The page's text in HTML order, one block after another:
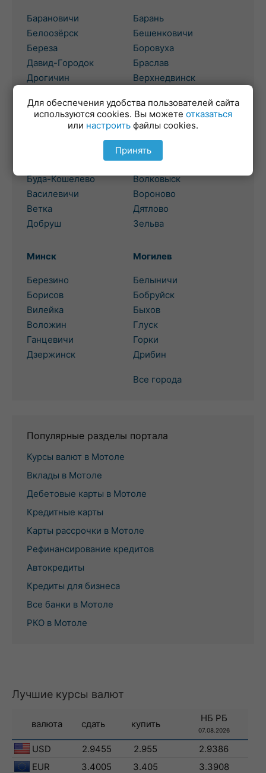
Барановичи
Белоозёрск
Береза
Давид-Городок
Дрогичин
Барань
Бешенковичи
Боровуха
Браслав
Верхнедвинск
Буда-Кошелево
Василевичи
Ветка
Добруш
Гродно
Бол. Берестовица
Боровики
Волковыск
Вороново
Дятлово
Зельва
Минск
Березино
Борисов
Вилейка
Воложин
Ганцевичи
Дзержинск
Могилев
Белыничи
Бобруйск
Быхов
Глуск
Горки
Дрибин
Все города
Популярные разделы портала
Курсы валют в Мотоле
Вклады в Мотоле
Дебетовые карты в Мотоле
Кредитные карты
Карты рассрочки в Мотоле
Рефинансирование кредитов
Автокредиты
Кредиты для бизнеса
Все банки в Мотоле
РКО в Мотоле
Лучшие курсы валют
валюта сдать купить
НБ РБ
07.08.2026
USD 2.9455 2.955
2.9386
EUR
3.4005 3.405
3.3908
Для обеспечения удобства пользователей сайта
используются cookies. Вы можете отказаться
или настроить файлы cookies.
Принять